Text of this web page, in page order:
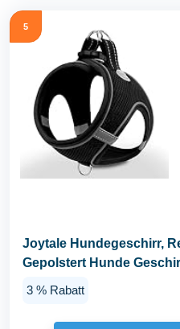
5
Joytale Hundegeschirr,
Gepolstert Hunde
3 % Rabatt